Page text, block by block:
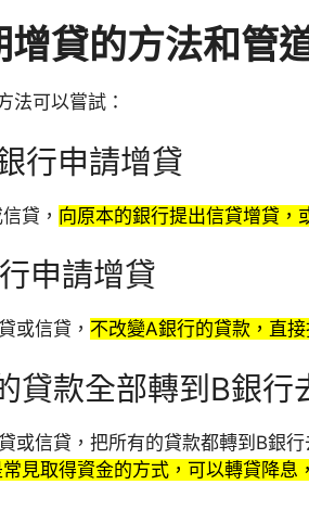
增貸的方法和管
法可以嘗試：
行申請增貸
貸， 向原本的銀行提出信貸增貸，
申請增貸
或信貸， 不改變A銀行的貸款，直
貸款全部轉到B銀行
或信貸，把所有的貸款都轉到B銀
見取得資金的方式，可以轉貸降